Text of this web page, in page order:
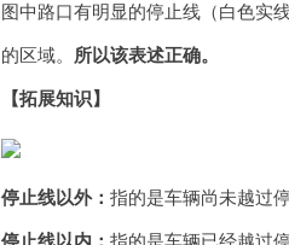
图中路口有明显的停止线（白色实
的区域。 所以该表述正确。
【拓展知识】
停止线以外： 指的是车辆尚未越过
停止线以内： 指的是车辆已经越过